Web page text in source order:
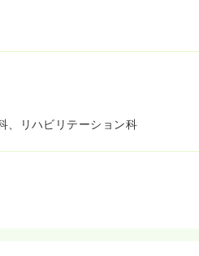
、リハビリテーション科